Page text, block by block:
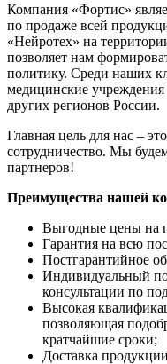
Компания «Фортис»
по продаже всей
«Нейротех» на
позволяет нам
политику. Среди наших
медицинские
других регионов России.
Главная цель для нас –
сотрудничество. Мы
партнеров!
Преимущества нашей
Выгодные цены на
Гарантия на всю
Постгарантийное
Индивидуальный
консультации по
Высокая
позволяющая
кратчайшие сроки;
Доставка